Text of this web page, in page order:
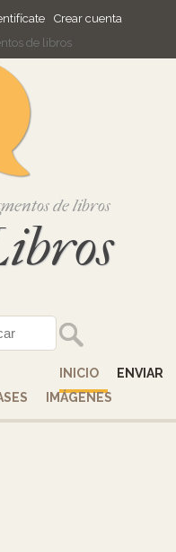
Crear cuenta
de libros
de libros
INICIO
ENVIAR
IMÁGENES